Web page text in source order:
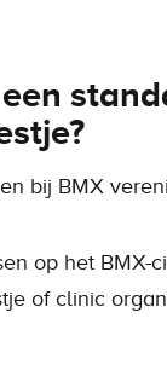
bij BMX
op het BMX-
of clinic